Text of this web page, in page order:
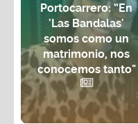
Portocarrero: “En
'Las Bandalas'
somos como un
matrimonio, nos
conocemos tanto"